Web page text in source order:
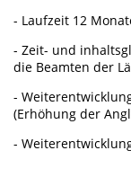
- Laufzeit 12
- Zeit- und
die Beamten der
-
(Erhöhung der
-